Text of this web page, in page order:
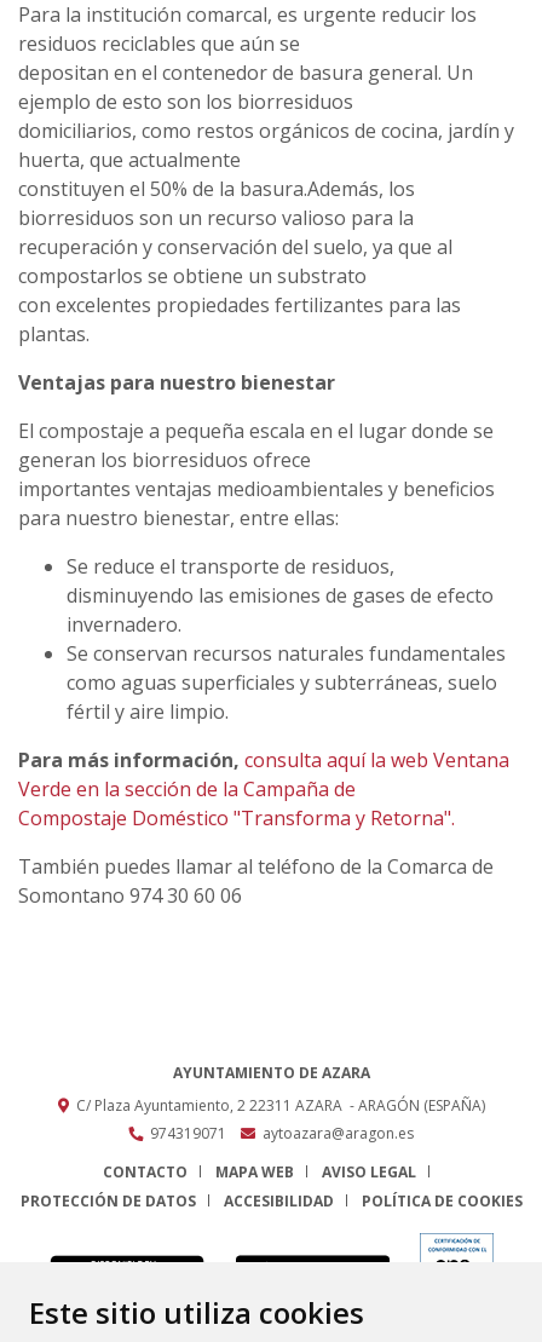
Este sitio utiliza cookies
Para la institución comarcal, es urgente reducir los
residuos reciclables que aún se
depositan en el contenedor de basura general. Un
ejemplo de esto son los biorresiduos
domiciliarios, como restos orgánicos de cocina, jardín y
huerta, que actualmente
constituyen el 50% de la basura.Además, los
biorresiduos son un recurso valioso para la
recuperación y conservación del suelo, ya que al
compostarlos se obtiene un substrato
con excelentes propiedades fertilizantes para las
plantas.
Ventajas para nuestro bienestar
El compostaje a pequeña escala en el lugar donde se
generan los biorresiduos ofrece
importantes ventajas medioambientales y beneficios
para nuestro bienestar, entre ellas:
Se reduce el transporte de residuos,
disminuyendo las emisiones de gases de efecto
invernadero.
Se conservan recursos naturales fundamentales
como aguas superficiales y subterráneas, suelo
fértil y aire limpio.
Para más información, consulta aquí la web Ventana
Verde en la sección de la Campaña de
Compostaje Doméstico "Transforma y Retorna".
También puedes llamar al teléfono de la Comarca de
Somontano 974 30 60 06
AYUNTAMIENTO DE AZARA
C/ Plaza Ayuntamiento, 222311 AZARA - ARAGÓN (ESPAÑA)
974319071
aytoazara@aragon.es
CONTACTO
MAPA WEB
AVISO LEGAL
PROTECCIÓN DE DATOS
ACCESIBILIDAD POLÍTICA DE COOKIES